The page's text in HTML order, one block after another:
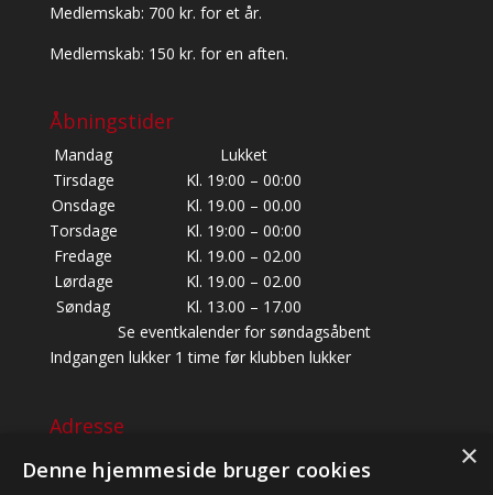
Medlemskab: 700 kr. for et år.
Medlemskab: 150 kr. for en aften.
Åbningstider
Mandag
Lukket
Tirsdage
Kl. 19:00 – 00:00
Onsdage
Kl. 19.00 – 00.00
Torsdage
Kl. 19:00 – 00:00
Fredage
Kl. 19.00 – 02.00
Lørdage
Kl. 19.00 – 02.00
Søndag
Kl. 13.00 – 17.00
Se eventkalender for søndagsåbent
Indgangen lukker 1 time før klubben lukker
Adresse
BALDERSBÆKVEJ 22, 1. SAL,
2635 ISHØJ
×
Denne hjemmeside bruger cookies